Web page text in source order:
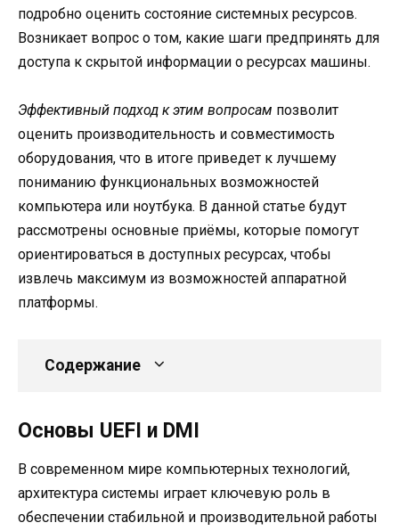
подробно оценить состояние системных ресурсов.
Возникает вопрос о том, какие шаги предпринять для
доступа к скрытой информации о ресурсах машины.
Эффективный подход к этим вопросам позволит
оценить производительность и совместимость
оборудования, что в итоге приведет к лучшему
пониманию функциональных возможностей
компьютера или ноутбука. В данной статье будут
рассмотрены основные приёмы, которые помогут
ориентироваться в доступных ресурсах, чтобы
извлечь максимум из возможностей аппаратной
платформы.
Содержание
Основы UEFI и DMI
В современном мире компьютерных технологий,
архитектура системы играет ключевую роль в
обеспечении стабильной и производительной работы